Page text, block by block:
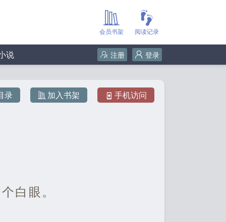
阅读记录
会员书架
说 登录
注册
手机访问
加入书架
录
白眼。